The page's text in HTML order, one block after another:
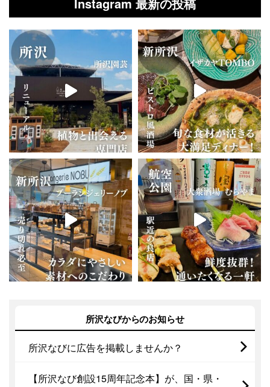
所沢なびからのお知らせ
所沢なびに広告を掲載しませんか？
【所沢なび創設15周年記念本】が、国・県・